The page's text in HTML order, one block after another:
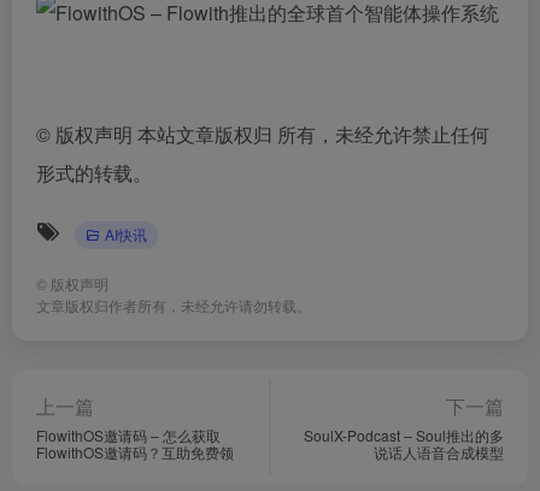
© 版权声明 本站文章版权归 所有，未经允许禁止任何
形式的转载。
AI快讯
© 版权声明
文章版权归作者所有，未经允许请勿转载。
上一篇
FlowithOS邀请码 – 怎么获取
FlowithOS邀请码？互助免费领
下一篇
SoulX-Podcast – Soul推出的多
说话人语音合成模型